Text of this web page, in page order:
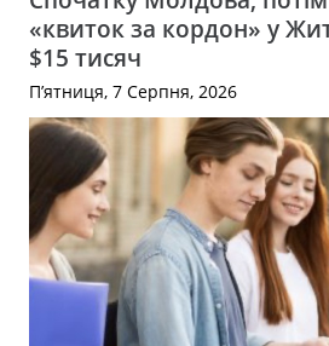
«квиток за кордон» у
$15 тисяч
П’ятниця, 7 Серпня, 2026